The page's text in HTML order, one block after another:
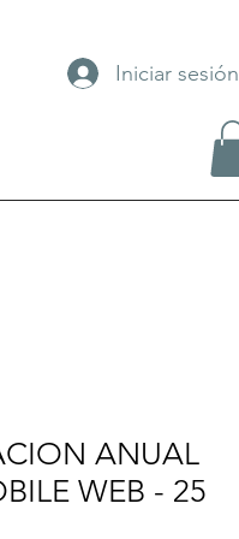
Iniciar sesión
ANUAL
WEB - 25